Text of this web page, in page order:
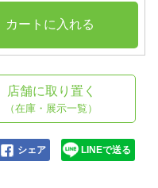
カートに入れる
店舗に取り置く
（在庫・展示一覧）
シェア LINEで送る